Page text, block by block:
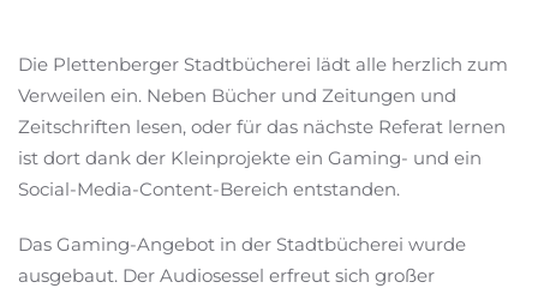
Die Plettenberger Stadtbücherei lädt alle herzlich zum
Verweilen ein. Neben Bücher und Zeitungen und
Zeitschriften lesen, oder für das nächste Referat lernen
ist dort dank der Kleinprojekte ein Gaming- und ein
Social-Media-Content-Bereich entstanden.
Das Gaming-Angebot in der Stadtbücherei wurde
ausgebaut. Der Audiosessel erfreut sich großer